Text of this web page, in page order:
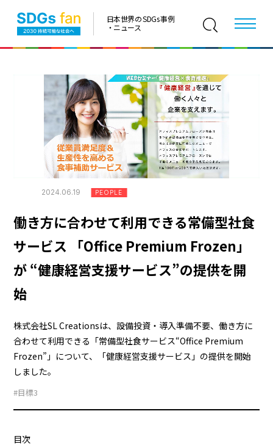
日本世界の SDGs 事例
・ニュース
2024.06.19 PEOPLE
働き方に合わせて利用できる常備型社食
サービス 「Office Premium Frozen」
が “健康経営支援サービス”の提供を開
始
株式会社SL Creationsは、設備投資・導入準備不要、働き方に
合わせて利用できる「常備型社食サービス“Office Premium
Frozen”」について、「健康経営支援サービス」の提供を開始
しました。
#目標3
目次